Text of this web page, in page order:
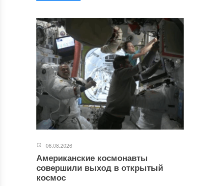
06.08.2026
Американские космонавты
совершили выход в открытый
космос